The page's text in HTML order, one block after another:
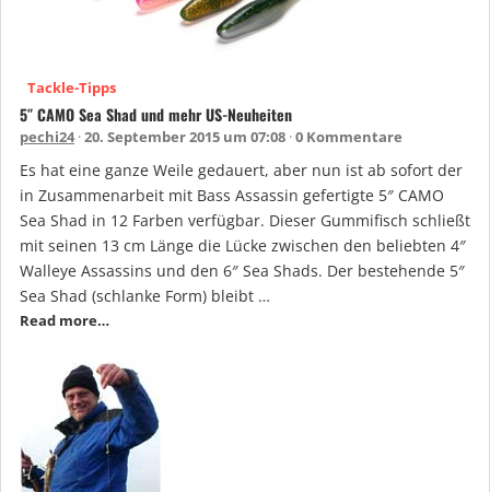
Tackle-Tipps
5″ CAMO Sea Shad und mehr US-Neuheiten
pechi24 20. September 2015 um 07:08 0 Kommentare
Es hat eine ganze Weile gedauert, aber nun ist ab sofort der
in Zusammenarbeit mit Bass Assassin gefertigte 5″ CAMO
Sea Shad in 12 Farben verfügbar. Dieser Gummifisch schließt
mit seinen 13 cm Länge die Lücke zwischen den beliebten 4″
Walleye Assassins und den 6″ Sea Shads. Der bestehende 5″
Sea Shad (schlanke Form) bleibt …
Read more…